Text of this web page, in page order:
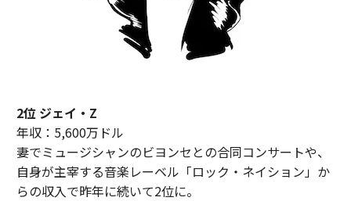
2位 ジェイ・Z
年収：5,600万ドル
妻でミュージシャンのビヨンセとの合同コンサートや、
自身が主宰する音楽レーベル「ロック・ネイション」か
らの収入で昨年に続いて2位に。